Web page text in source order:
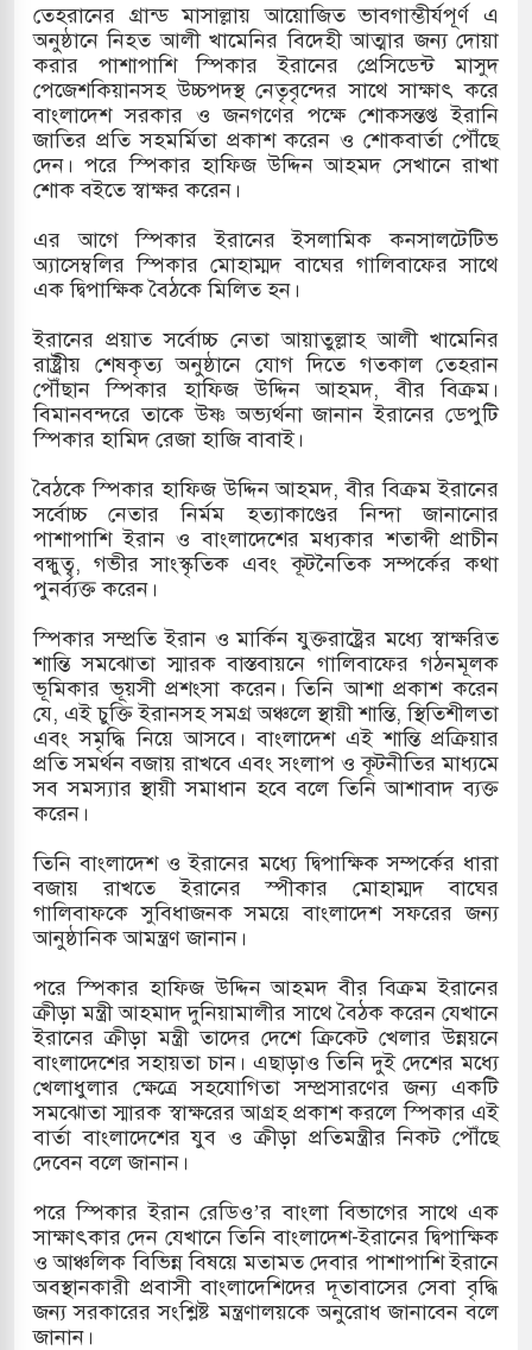
পোশাক রপ্তানিতে দ্বিতীয় স্থানে বাংলাদেশ
জুলাই গণঅভ্যুত্থান দিবস
একমাত্র আসামি অবসরপ্রাপ্ত সেনাসদস্য জামিনে
কেন্দ্রের ইউনিট-১ এ আবারও বিদ্যুৎ উৎপাদন
কুতুবদিয়া শিপিং চ্যানেলে জালের জড়ালে মারাত্মক
রুশ নাগরিকদের মারামারি: নিহত ১
ভূমি অফিসের সব কর্মকর্তা-কর্মচারী বরখাস্ত
সেই ঐতিহাসিক "এক দফা" -র ২ বছর পূর্তি
তেহরানের গ্রান্ড মাসাল্লায় আয়োজিত ভাবগাম্ভীর্যপূর্ণ এ
অনুষ্ঠানে নিহত আলী খামেনির বিদেহী আত্মার জন্য দোয়া
করার পাশাপাশি স্পিকার ইরানের প্রেসিডেন্ট মাসুদ
পেজেশকিয়ানসহ উচ্চপদস্থ নেতৃবৃন্দের সাথে সাক্ষাৎ করে
বাংলাদেশ সরকার ও জনগণের পক্ষে শোকসন্তপ্ত ইরানি
জাতির প্রতি সহমর্মিতা প্রকাশ করেন ও শোকবার্তা পৌঁছে
দেন। পরে স্পিকার হাফিজ উদ্দিন আহমদ সেখানে রাখা
শোক বইতে স্বাক্ষর করেন।
এর আগে স্পিকার ইরানের ইসলামিক কনসালটেটিভ
অ্যাসেম্বলির স্পিকার মোহাম্মদ বাঘের গালিবাফের সাথে
এক দ্বিপাক্ষিক বৈঠকে মিলিত হন।
ইরানের প্রয়াত সর্বোচ্চ নেতা আয়াতুল্লাহ আলী খামেনির
রাষ্ট্রীয় শেষকৃত্য অনুষ্ঠানে যোগ দিতে গতকাল তেহরান
পৌঁছান স্পিকার হাফিজ উদ্দিন আহমদ, বীর বিক্রম।
বিমানবন্দরে তাকে উষ্ণ অভ্যর্থনা জানান ইরানের ডেপুটি
স্পিকার হামিদ রেজা হাজি বাবাই।
বৈঠকে স্পিকার হাফিজ উদ্দিন আহমদ, বীর বিক্রম ইরানের
সর্বোচ্চ নেতার নির্মম হত্যাকাণ্ডের নিন্দা জানানোর
পাশাপাশি ইরান ও বাংলাদেশের মধ্যকার শতাব্দী প্রাচীন
বন্ধুত্ব, গভীর সাংস্কৃতিক এবং কূটনৈতিক সম্পর্কের কথা
পুনর্ব্যক্ত করেন।
স্পিকার সম্প্রতি ইরান ও মার্কিন যুক্তরাষ্ট্রের মধ্যে স্বাক্ষরিত
শান্তি সমঝোতা স্মারক বাস্তবায়নে গালিবাফের গঠনমূলক
ভূমিকার ভূয়সী প্রশংসা করেন। তিনি আশা প্রকাশ করেন
যে, এই চুক্তি ইরানসহ সমগ্র অঞ্চলে স্থায়ী শান্তি, স্থিতিশীলতা
এবং সমৃদ্ধি নিয়ে আসবে। বাংলাদেশ এই শান্তি প্রক্রিয়ার
প্রতি সমর্থন বজায় রাখবে এবং সংলাপ ও কূটনীতির মাধ্যমে
সব সমস্যার স্থায়ী সমাধান হবে বলে তিনি আশাবাদ ব্যক্ত
করেন।
তিনি বাংলাদেশ ও ইরানের মধ্যে দ্বিপাক্ষিক সম্পর্কের ধারা
বজায় রাখতে ইরানের স্পীকার মোহাম্মদ বাঘের
গালিবাফকে সুবিধাজনক সময়ে বাংলাদেশ সফরের জন্য
আনুষ্ঠানিক আমন্ত্রণ জানান।
পরে স্পিকার হাফিজ উদ্দিন আহমদ বীর বিক্রম ইরানের
ক্রীড়া মন্ত্রী আহমাদ দুনিয়ামালীর সাথে বৈঠক করেন যেখানে
ইরানের ক্রীড়া মন্ত্রী তাদের দেশে ক্রিকেট খেলার উন্নয়নে
বাংলাদেশের সহায়তা চান। এছাড়াও তিনি দুই দেশের মধ্যে
খেলাধুলার ক্ষেত্রে সহযোগিতা সম্প্রসারণের জন্য একটি
সমঝোতা স্মারক স্বাক্ষরের আগ্রহ প্রকাশ করলে স্পিকার এই
বার্তা বাংলাদেশের যুব ও ক্রীড়া প্রতিমন্ত্রীর নিকট পৌঁছে
দেবেন বলে জানান।
পরে স্পিকার ইরান রেডিও’র বাংলা বিভাগের সাথে এক
সাক্ষাৎকার দেন যেখানে তিনি বাংলাদেশ-ইরানের দ্বিপাক্ষিক
ও আঞ্চলিক বিভিন্ন বিষয়ে মতামত দেবার পাশাপাশি ইরানে
অবস্থানকারী প্রবাসী বাংলাদেশিদের দূতাবাসের সেবা বৃদ্ধি
জন্য সরকারের সংশ্লিষ্ট মন্ত্রণালয়কে অনুরোধ জানাবেন বলে
জানান।